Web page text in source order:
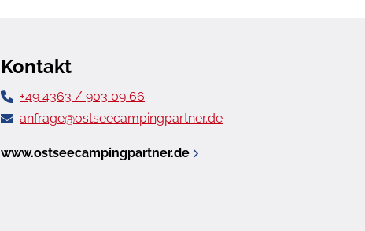
Kontakt
+49 4363 / 903 09 66
anfrage@ostseecampingpartner.de
www.ostseecampingpartner.de